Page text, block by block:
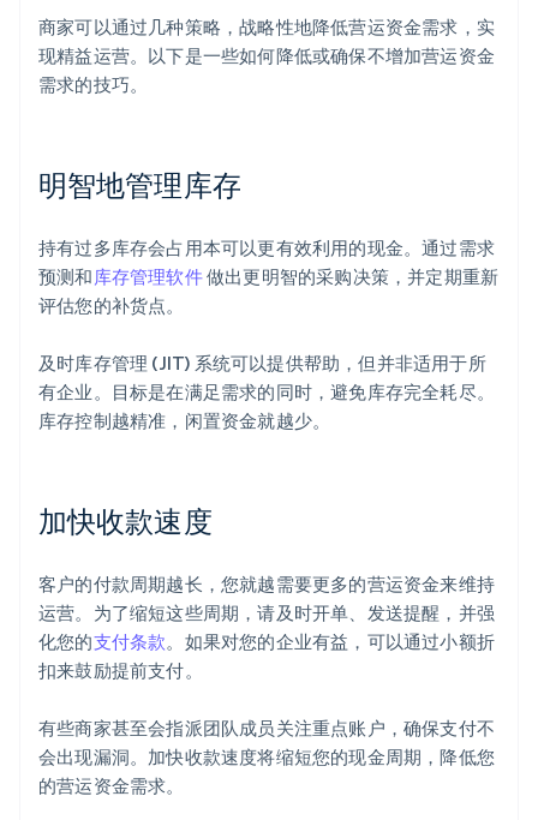
商家可以通过几种策略，战略性地降低营运资金需求，实
现精益运营。以下是一些如何降低或确保不增加营运资金
需求的技巧。
明智地管理库存
持有过多库存会占用本可以更有效利用的现金。通过需求
预测和库存管理软件做出更明智的采购决策，并定期重新
评估您的补货点。
及时库存管理 (JIT) 系统可以提供帮助，但并非适用于所
有企业。目标是在满足需求的同时，避免库存完全耗尽。
库存控制越精准，闲置资金就越少。
加快收款速度
客户的付款周期越长，您就越需要更多的营运资金来维持
运营。为了缩短这些周期，请及时开单、发送提醒，并强
化您的支付条款。如果对您的企业有益，可以通过小额折
扣来鼓励提前支付。
有些商家甚至会指派团队成员关注重点账户，确保支付不
会出现漏洞。加快收款速度将缩短您的现金周期，降低您
的营运资金需求。